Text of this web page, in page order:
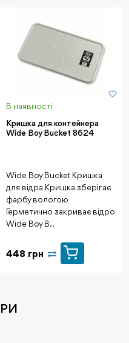
В наявності
Кришка для контейнера
Wide Boy Bucket 8624
Wide Boy Bucket Кришка
для відра Кришка зберігає
фарбу вологою
Герметично закриває відро
Wide Boy B..
448 грн